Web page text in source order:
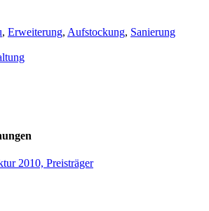
, Erweiterung, Aufstockung, Sanierung
2010, Preisträger